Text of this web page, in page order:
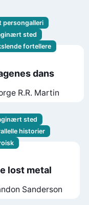
persongalleri
sted
fortellere
dans
R.R. Martin
sted
historier
lost metal
Sanderson